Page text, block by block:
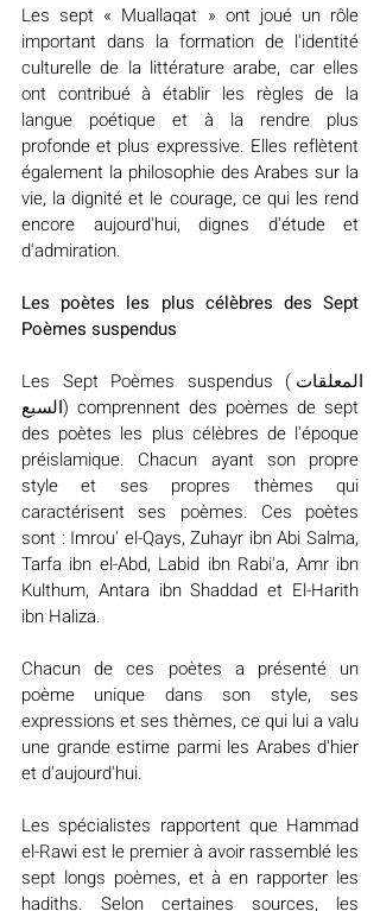
Les sept « Muallaqat » ont joué un rôle
important dans la formation de l'identité
culturelle de la littérature arabe, car elles
ont contribué à établir les règles de la
langue poétique et à la rendre plus
profonde et plus expressive. Elles reflètent
également la philosophie des Arabes sur la
vie, la dignité et le courage, ce qui les rend
encore aujourd'hui, dignes d'étude et
d'admiration.
Les poètes les plus célèbres des Sept
Poèmes suspendus
Les Sept Poèmes suspendus (المعلقات
السبع) comprennent des poèmes de sept
des poètes les plus célèbres de l'époque
préislamique. Chacun ayant son propre
style et ses propres thèmes qui
caractérisent ses poèmes. Ces poètes
sont : Imrou' el-Qays, Zuhayr ibn Abi Salma,
Tarfa ibn el-Abd, Labid ibn Rabi'a, Amr ibn
Kulthum, Antara ibn Shaddad et El-Harith
ibn Haliza.
Chacun de ces poètes a présenté un
poème unique dans son style, ses
expressions et ses thèmes, ce qui lui a valu
une grande estime parmi les Arabes d'hier
et d'aujourd'hui.
Les spécialistes rapportent que Hammad
el-Rawi est le premier à avoir rassemblé les
sept longs poèmes, et à en rapporter les
hadiths. Selon certaines sources, les